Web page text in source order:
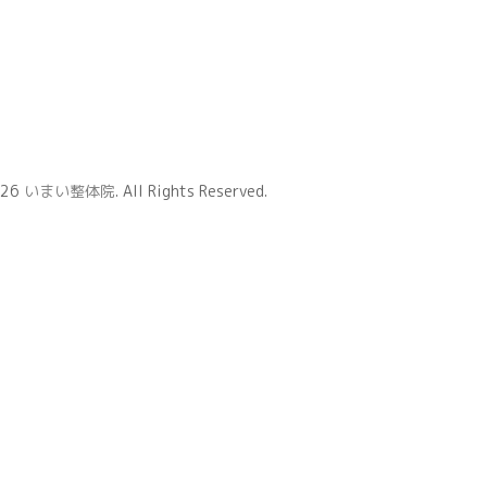
いまい整体院. All Rights Reserved.